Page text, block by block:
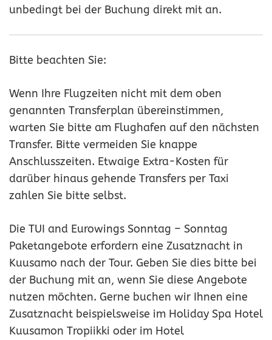
unbedingt bei der Buchung direkt mit an.
Bitte beachten Sie:
Wenn Ihre Flugzeiten nicht mit dem oben
genannten Transferplan übereinstimmen,
warten Sie bitte am Flughafen auf den nächsten
Transfer. Bitte vermeiden Sie knappe
Anschlusszeiten. Etwaige Extra-Kosten für
darüber hinaus gehende Transfers per Taxi
zahlen Sie bitte selbst.
Die TUI and Eurowings Sonntag – Sonntag
Paketangebote erfordern eine Zusatznacht in
Kuusamo nach der Tour. Geben Sie dies bitte bei
der Buchung mit an, wenn Sie diese Angebote
nutzen möchten. Gerne buchen wir Ihnen eine
Zusatznacht beispielsweise im Holiday Spa Hotel
Kuusamon Tropiikki oder im Hotel